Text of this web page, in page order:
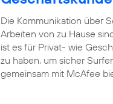
Die Kommunikation über
Arbeiten von zu Hause
ist es für Privat- wie
zu haben, um sicher
gemeinsam mit McAfee